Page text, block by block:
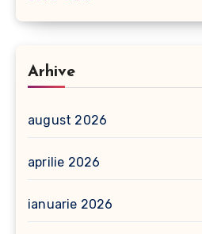
Arhive
august 2026
aprilie 2026
ianuarie 2026